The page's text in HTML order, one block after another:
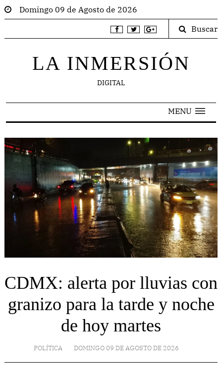
Domingo 09 de Agosto de 2026
Buscar
LA INMERSIÓN
DIGITAL
MENU
CDMX: alerta por lluvias con
granizo para la tarde y noche
de hoy martes
POLÍTICA DOMINGO 09 DE AGOSTO DE 2026